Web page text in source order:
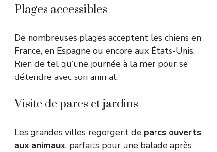
Plages accessibles
De nombreuses plages acceptent les chiens en
France, en Espagne ou encore aux États-Unis.
Rien de tel qu’une journée à la mer pour se
détendre avec son animal.
Visite de parcs et jardins
Les grandes villes regorgent de parcs ouverts
aux animaux, parfaits pour une balade après